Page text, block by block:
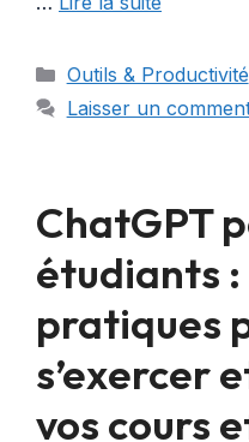
Catégories
Outils & Productivité
Laisser un
ChatGPT
étudiants :
pratiques
s’exercer
vos cours